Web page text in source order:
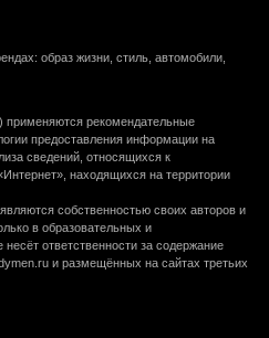
образ жизни, стиль, автомобили,
рекомендательные
предоставления информации на
сведений, относящихся к
находящихся на территории
собственностью своих авторов и
в образовательных и
ответственности за содержание
и размещённых на сайтах третьих